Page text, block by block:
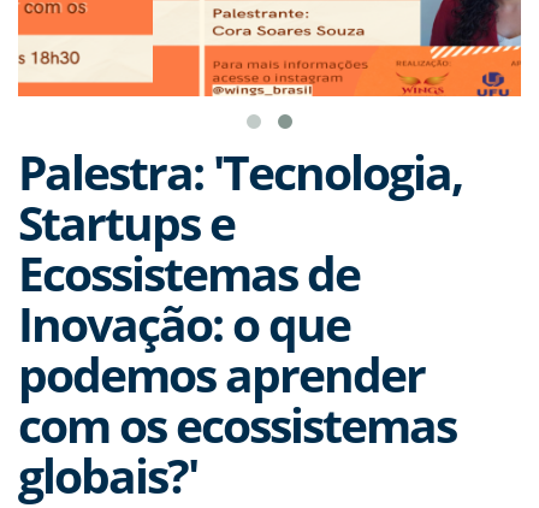
Palestra: 'Tecnologia,
Startups e
Ecossistemas de
Inovação: o que
podemos aprender
com os ecossistemas
globais?'